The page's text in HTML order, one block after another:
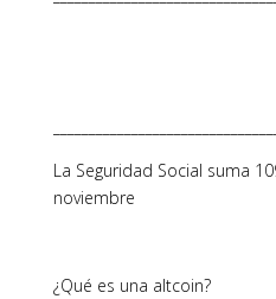
La Seguridad Social suma
noviembre
¿Qué es una altcoin?